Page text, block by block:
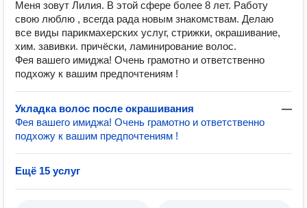
Меня зовут Лилия. В этой сфере более 8 лет. Работу
свою люблю , всегда рада новым знакомствам. Делаю
все виды парикмахерских услуг, стрижки, окрашивание,
хим. завивки. причёски, ламинирование волос.
Фея вашего имиджа! Очень грамотно и ответственно
подхожу к вашим предпочтениям !
Укладка волос после окрашивания
—
Фея вашего имиджа! Очень грамотно и ответственно
подхожу к вашим предпочтениям !
Ещё 15 услуг